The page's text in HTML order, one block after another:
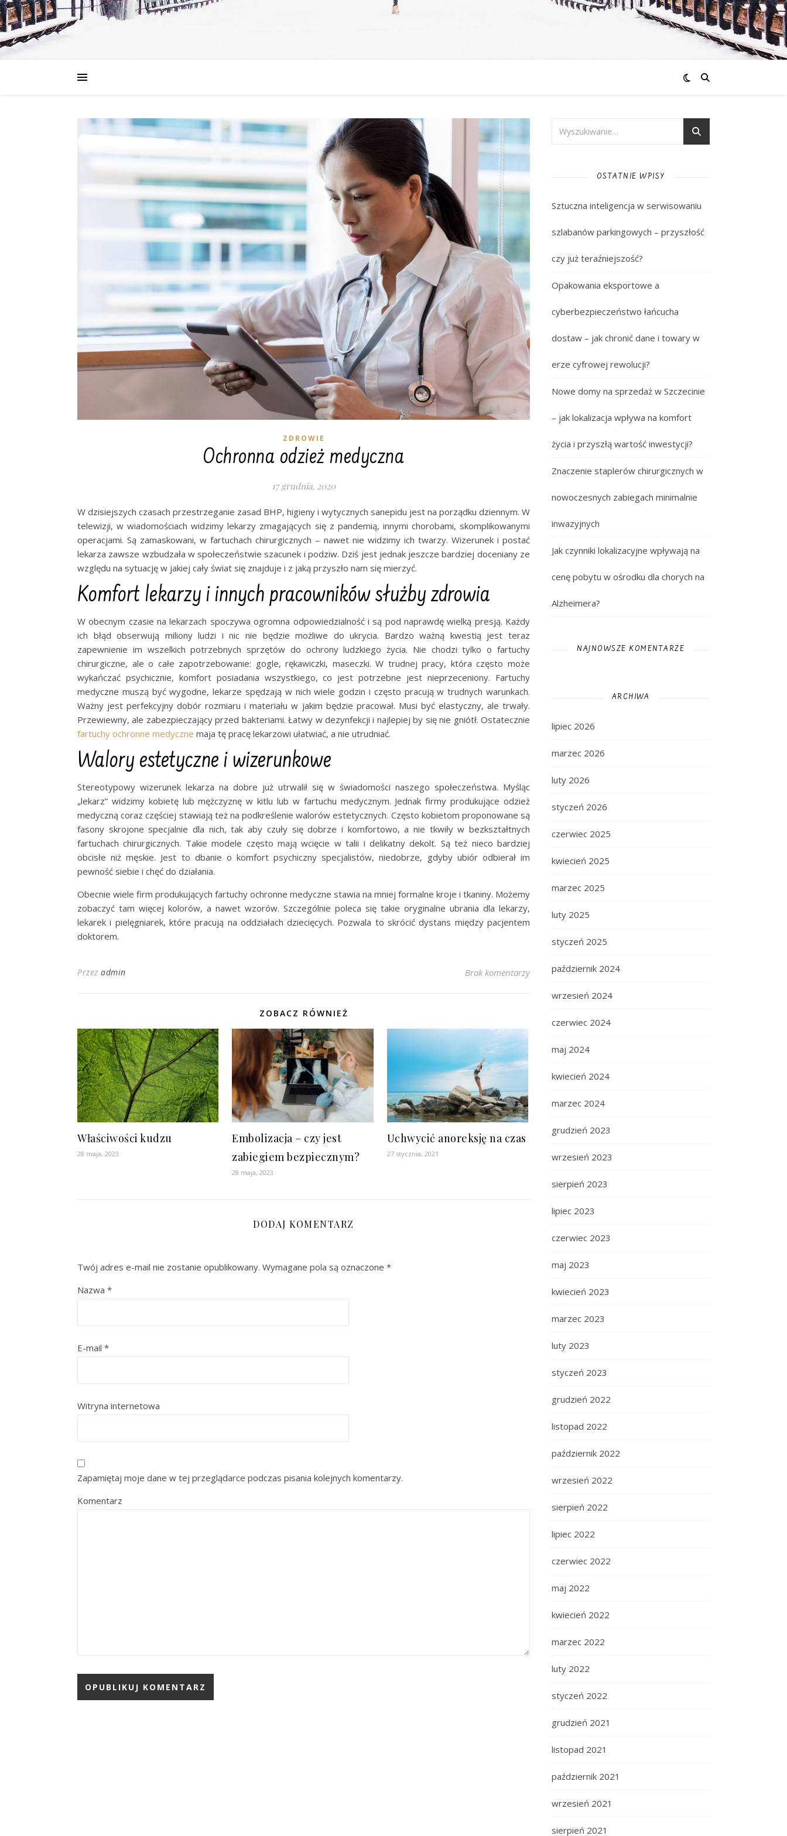
ZDROWIE
Ochronna odzież medyczna
17 grudnia, 2020
W dzisiejszych czasach przestrzeganie zasad BHP, higieny i wytycznych sanepidu jest na porządku dziennym. W
telewizji, w wiadomościach widzimy lekarzy zmagających się z pandemią, innymi chorobami, skomplikowanymi
operacjami. Są zamaskowani, w fartuchach chirurgicznych – nawet nie widzimy ich twarzy. Wizerunek i postać
lekarza zawsze wzbudzała w społeczeństwie szacunek i podziw. Dziś jest jednak jeszcze bardziej doceniany ze
względu na sytuację w jakiej cały świat się znajduje i z jaką przyszło nam się mierzyć.
Komfort lekarzy i innych pracowników służby zdrowia
W obecnym czasie na lekarzach spoczywa ogromna odpowiedzialność i są pod naprawdę wielką presją. Każdy
ich błąd obserwują miliony ludzi i nic nie będzie możliwe do ukrycia. Bardzo ważną kwestią jest teraz
zapewnienie im wszelkich potrzebnych sprzętów do ochrony ludzkiego życia. Nie chodzi tylko o fartuchy
chirurgiczne, ale o całe zapotrzebowanie: gogle, rękawiczki, maseczki. W trudnej pracy, która często może
wykańczać psychicznie, komfort posiadania wszystkiego, co jest potrzebne jest nieprzeceniony. Fartuchy
medyczne muszą być wygodne, lekarze spędzają w nich wiele godzin i często pracują w trudnych warunkach.
Ważny jest perfekcyjny dobór rozmiaru i materiału w jakim będzie pracował. Musi być elastyczny, ale trwały.
Przewiewny, ale zabezpieczający przed bakteriami. Łatwy w dezynfekcji i najlepiej by się nie gniótł. Ostatecznie
fartuchy ochronne medyczne maja tę pracę lekarzowi ułatwiać, a nie utrudniać.
Walory estetyczne i wizerunkowe
Stereotypowy wizerunek lekarza na dobre już utrwalił się w świadomości naszego społeczeństwa. Myśląc
„lekarz” widzimy kobietę lub mężczyznę w kitlu lub w fartuchu medycznym. Jednak firmy produkujące odzież
medyczną coraz częściej stawiają też na podkreślenie walorów estetycznych. Często kobietom proponowane są
fasony skrojone specjalnie dla nich, tak aby czuły się dobrze i komfortowo, a nie tkwiły w bezkształtnych
fartuchach chirurgicznych. Takie modele często mają wcięcie w talii i delikatny dekolt. Są też nieco bardziej
obcisłe niż męskie. Jest to dbanie o komfort psychiczny specjalistów, niedobrze, gdyby ubiór odbierał im
pewność siebie i chęć do działania.
Obecnie wiele firm produkujących fartuchy ochronne medyczne stawia na mniej formalne kroje i tkaniny. Możemy
zobaczyć tam więcej kolorów, a nawet wzorów. Szczególnie poleca się takie oryginalne ubrania dla lekarzy,
lekarek i pielęgniarek, które pracują na oddziałach dziecięcych. Pozwala to skrócić dystans między pacjentem
doktorem.
Przez admin Brak komentarzy
ZOBACZ RÓWNIEŻ
Właściwości kudzu
28 maja, 2023
Embolizacja – czy jest
zabiegiem bezpiecznym?
28 maja, 2023
Uchwycić anoreksję na czas
27 stycznia, 2021
DODAJ KOMENTARZ
Twój adres e-mail nie zostanie opublikowany. Wymagane pola są oznaczone *
Nazwa *
E-mail *
Witryna internetowa
Zapamiętaj moje dane w tej przeglądarce podczas pisania kolejnych komentarzy.
Komentarz
OSTATNIE WPISY
Sztuczna inteligencja w serwisowaniu
szlabanów parkingowych – przyszłość
czy już teraźniejszość?
Opakowania eksportowe a
cyberbezpieczeństwo łańcucha
dostaw – jak chronić dane i towary w
erze cyfrowej rewolucji?
Nowe domy na sprzedaż w Szczecinie
– jak lokalizacja wpływa na komfort
życia i przyszłą wartość inwestycji?
Znaczenie staplerów chirurgicznych w
nowoczesnych zabiegach minimalnie
inwazyjnych
Jak czynniki lokalizacyjne wpływają na
cenę pobytu w ośrodku dla chorych na
Alzheimera?
NAJNOWSZE KOMENTARZE
ARCHIWA
lipiec 2026
marzec 2026
luty 2026
styczeń 2026
czerwiec 2025
kwiecień 2025
marzec 2025
luty 2025
styczeń 2025
październik 2024
wrzesień 2024
czerwiec 2024
maj 2024
kwiecień 2024
marzec 2024
grudzień 2023
wrzesień 2023
sierpień 2023
lipiec 2023
czerwiec 2023
maj 2023
kwiecień 2023
marzec 2023
luty 2023
styczeń 2023
grudzień 2022
listopad 2022
październik 2022
wrzesień 2022
sierpień 2022
lipiec 2022
czerwiec 2022
maj 2022
kwiecień 2022
marzec 2022
luty 2022
styczeń 2022
grudzień 2021
listopad 2021
październik 2021
wrzesień 2021
sierpień 2021